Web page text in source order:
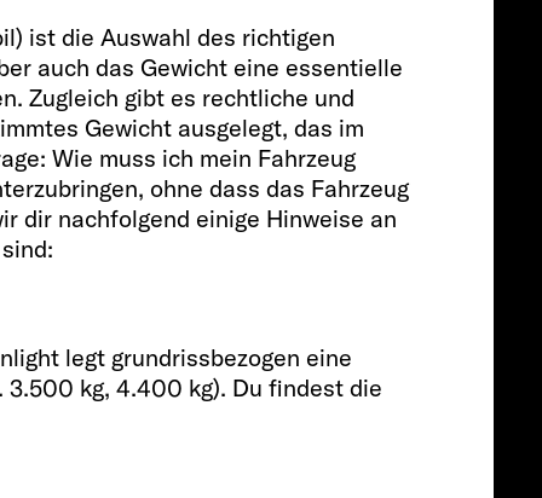
ist die Auswahl des richtigen
auch das Gewicht eine essentielle
Zugleich gibt es rechtliche und
Gewicht ausgelegt, das im
Wie muss ich mein Fahrzeug
ohne dass das Fahrzeug
dir nachfolgend einige Hinweise an
legt grundrissbezogen eine
3.500 kg, 4.400 kg). Du findest die
CITROËN
Passagiere